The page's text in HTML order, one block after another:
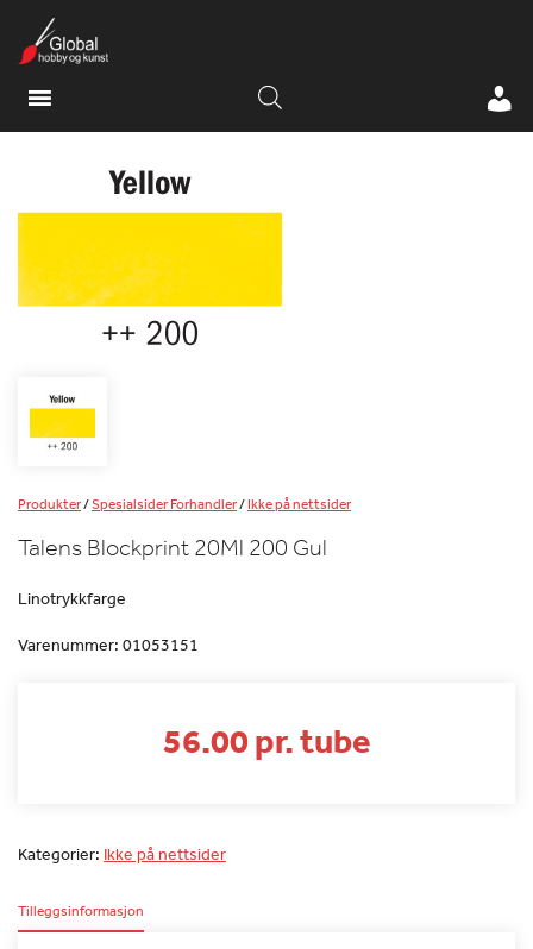
Produkter/Spesialsider Forhandler/Ikke på nettsider
Talens Blockprint 20Ml 200 Gul
Linotrykkfarge
Varenummer: 01053151
56.00 pr. tube
Kategorier: Ikke på nettsider
Tilleggsinformasjon